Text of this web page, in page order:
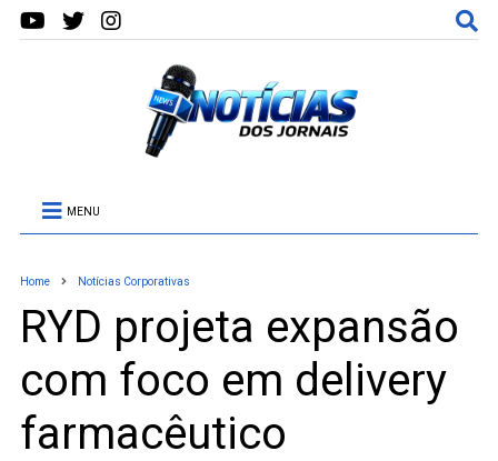
MENU
Home Notícias Corporativas
RYD projeta expansão
com foco em delivery
farmacêutico